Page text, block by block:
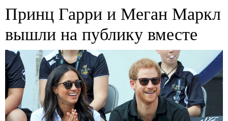
Принц Гарри и Меган Маркл
вышли на публику вместе